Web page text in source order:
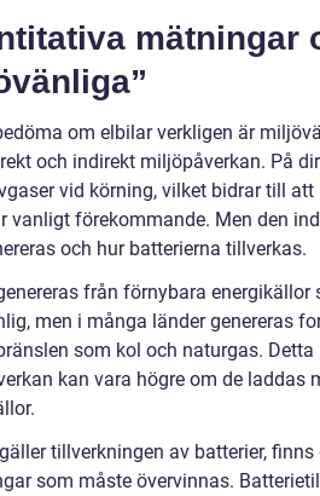
mätningar
om elbilar verkligen är
och indirekt miljöpåverkan. På
vid körning, vilket bidrar till
vanligt förekommande. Men den
och hur batterierna tillverkas.
från förnybara
men i många länder genereras
som kol och naturgas.
kan vara högre om de laddas
tillverkningen av batterier,
som måste övervinnas.